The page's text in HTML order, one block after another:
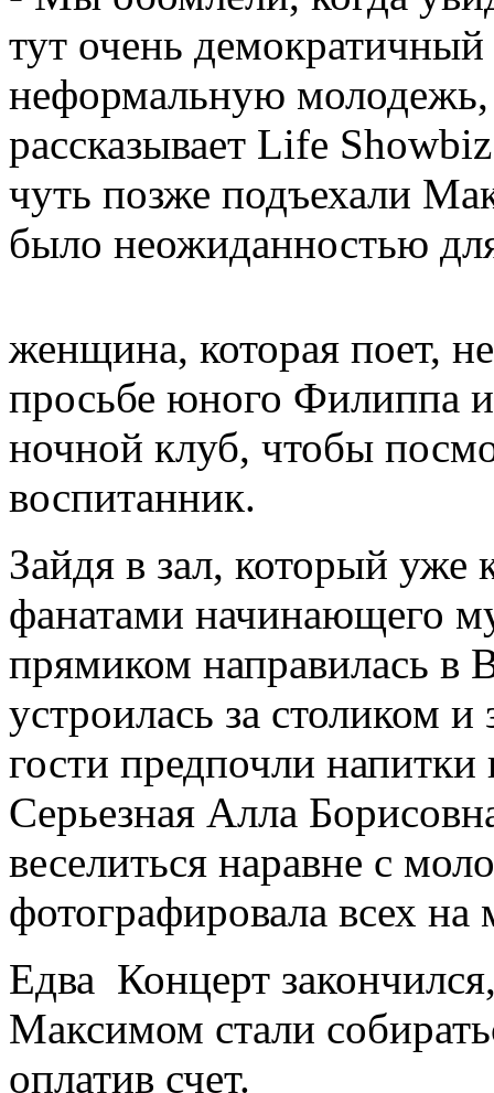
тут очень демократичный
неформальную молодежь,
рассказывает Life
чуть позже подъехали
было неожиданностью
женщина, которая поет,
просьбе юного Филиппа и
ночной клуб, чтобы
воспитанник.
Зайдя в зал, который
фанатами начинающего
прямиком направилась
устроилась за столиком и
гости предпочли
Серьезная Алла
веселиться наравне с
фотографировала всех
Едва Концерт
Максимом стали
оплатив счет.